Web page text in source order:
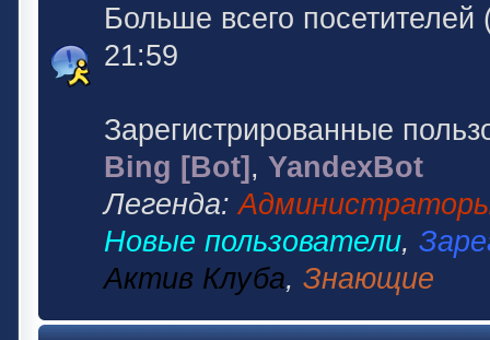
Больше всего посетителей
21:59
Зарегистрированные
Bing [Bot] , YandexBot
Легенда:
Новые пользователи,
Актив Клуба, Знающие